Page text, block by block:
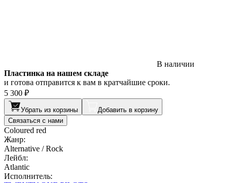
В наличии
Пластинка на нашем складе
и готова отправится к вам в кратчайшие сроки.
5 300 ₽
Убрать из корзины
Добавить в корзину
Связаться с нами
Coloured red
Жанр:
Alternative / Rock
Лейбл:
Atlantic
Исполнитель: